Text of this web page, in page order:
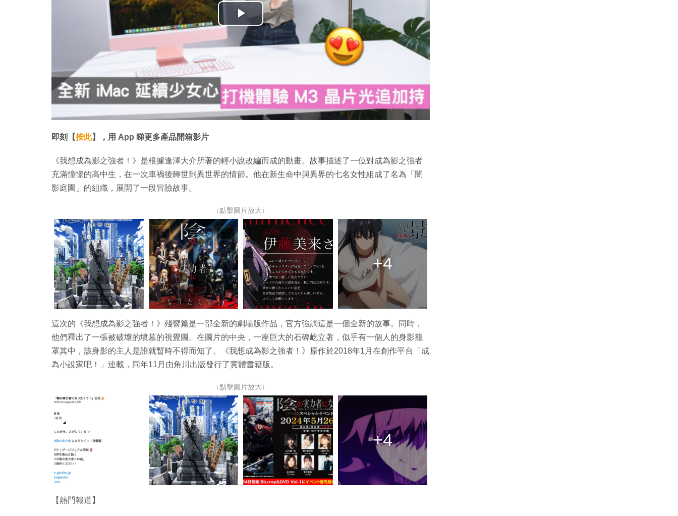
播
放
片
即刻【按此】，用 App 睇更多產品開箱影片
《我想成為影之強者！》是根據逢澤大介所著的輕小說改編而成的動畫。故事描述了一位對成為影之強者
充滿憧憬的高中生，在一次車禍後轉世到異世界的情節。他在新生命中與異界的七名女性組成了名為「闇
影庭園」的組織，展開了一段冒險故事。
↓點擊圖片放大↓
+4
這次的《我想成為影之強者！》殘響篇是一部全新的劇場版作品，官方強調這是一個全新的故事。同時，
他們釋出了一張被破壞的墳墓的視覺圖。在圖片的中央，一座巨大的石碑屹立著，似乎有一個人的身影籠
罩其中，該身影的主人是誰就暫時不得而知了。《我想成為影之強者！》原作於2018年1月在創作平台「成
為小說家吧！」連載，同年11月由角川出版發行了實體書籍版。
↓點擊圖片放大↓
+4
【熱門報道】